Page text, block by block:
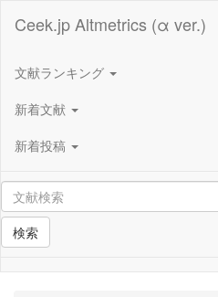
Ceek.jp Altmetrics (α ver.)
文献ランキング
新着文献
新着投稿
検索